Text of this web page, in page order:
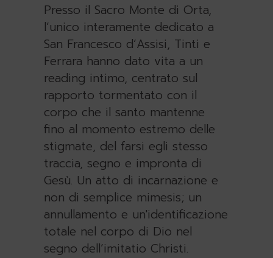
Presso il Sacro Monte di Orta,
l’unico interamente dedicato a
San Francesco d’Assisi, Tinti e
Ferrara hanno dato vita a un
reading intimo, centrato sul
rapporto tormentato con il
corpo che il santo mantenne
fino al momento estremo delle
stigmate, del farsi egli stesso
traccia, segno e impronta di
Gesù. Un atto di incarnazione e
non di semplice mimesis; un
annullamento e un'identificazione
totale nel corpo di Dio nel
segno dell’imitatio Christi.